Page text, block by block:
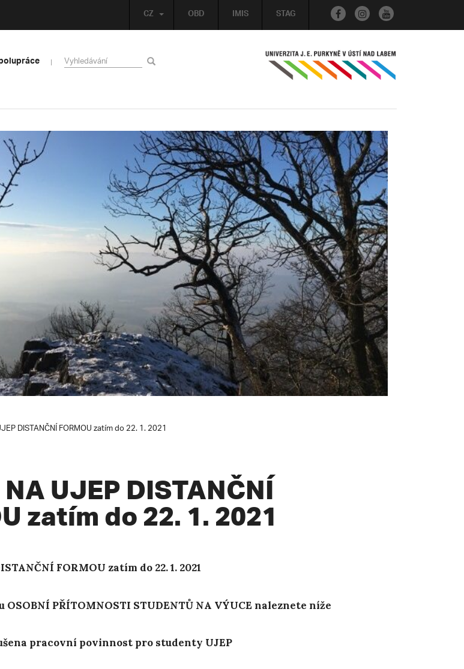
OBD IMIS STAG
CZ
DISTANČNÍ FORMOU zatím do 22. 1. 2021
UJEP DISTANČNÍ
zatím do 22. 1. 2021
FORMOU zatím do 22. 1. 2021
OSOBNÍ PŘÍTOMNOSTI STUDENTŮ NA VÝUCE naleznete níže
pracovní povinnost pro studenty UJEP